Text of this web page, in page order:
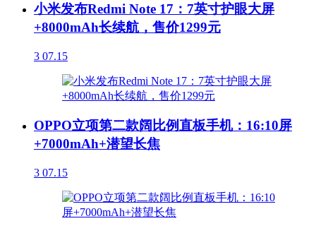
小米发布Redmi Note 17：7英寸护眼大屏
+8000mAh长续航，售价1299元
3 07.15
OPPO立项第二款阔比例直板手机：16:10屏
+7000mAh+潜望长焦
3 07.15